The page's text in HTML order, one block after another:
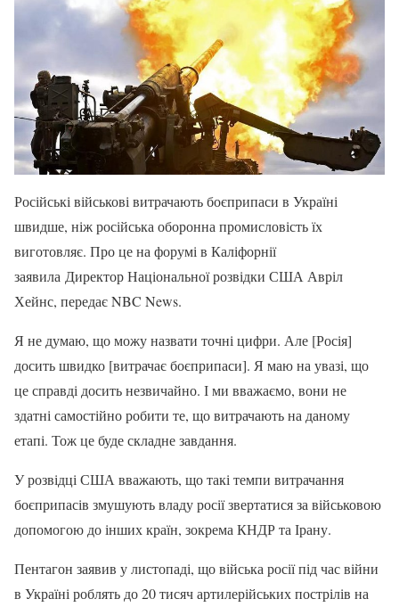
Російські військові витрачають боєприпаси в Україні
швидше, ніж російська оборонна промисловість їх
виготовляє. Про це на форумі в Каліфорнії
заявила Директор Національної розвідки США Авріл
Хейнс, передає NBC News.
Я не думаю, що можу назвати точні цифри. Але [Росія]
досить швидко [витрачає боєприпаси]. Я маю на увазі, що
це справді досить незвичайно. І ми вважаємо, вони не
здатні самостійно робити те, що витрачають на даному
етапі. Тож це буде складне завдання.
У розвідці США вважають, що такі темпи витрачання
боєприпасів змушують владу росії звертатися за військовою
допомогою до інших країн, зокрема КНДР та Ірану.
Пентагон заявив у листопаді, що війська росії під час війни
в Україні роблять до 20 тисяч артилерійських пострілів на